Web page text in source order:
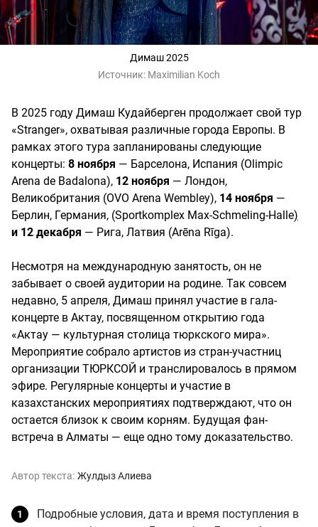
Димаш 2025
Источник: Maximilian Koch
В 2025 году Димаш Кудайберген продолжает свой тур
«Stranger», охватывая различные города Европы. В
рамках этого тура запланированы следующие
концерты: 8 ноября — Барселона, Испания (Olimpic
Arena de Badalona), 12 ноября — Лондон,
Великобритания (OVO Arena Wembley), 14 ноября —
Берлин, Германия, (Sportkomplex Max-Schmeling-Halle)
и 12 декабря — Рига, Латвия (Arēna Rīga).
Несмотря на международную занятость, он не
забывает о своей аудитории на родине. Так совсем
недавно, 5 апреля, Димаш принял участие в гала-
концерте в Актау, посвященном открытию года
«Актау — культурная столица тюркского мира».
Мероприятие собрало артистов из стран-участниц
организации ТЮРКСОЙ и транслировалось в прямом
эфире. Регулярные концерты и участие в
казахстанских мероприятиях подтверждают, что он
остается близок к своим корням. Будущая фан-
встреча в Алматы — еще одно тому доказательство.
Автор текста: Жулдыз Алиева
Подробные условия, дата и время поступления в